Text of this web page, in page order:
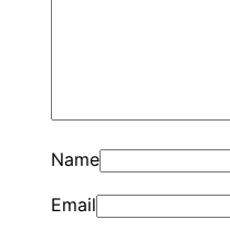
Name
Email